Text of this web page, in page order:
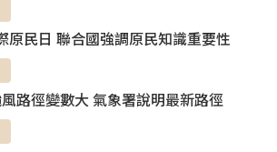
原民日 聯合國強調原民知識重要性
路徑變數大 氣象署說明最新路徑